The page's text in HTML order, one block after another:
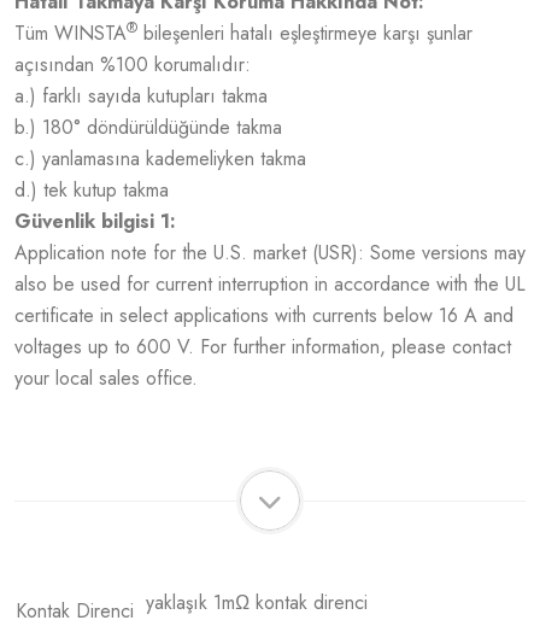
Tüm WINSTA® bileşenleri hatalı eşleştirmeye karşı şunlar
açısından %100 korumalıdır:
a.) farklı sayıda kutupları takma
b.) 180° döndürüldüğünde takma
c.) yanlamasına kademeliyken takma
d.) tek kutup takma
Güvenlik bilgisi 1:
Application note for the U.S. market (USR): Some versions may
also be used for current interruption in accordance with the UL
certificate in select applications with currents below 16 A and
voltages up to 600 V. For further information, please contact
your local sales office.
Kontak Direnci yaklaşık 1mΩ kontak direnci